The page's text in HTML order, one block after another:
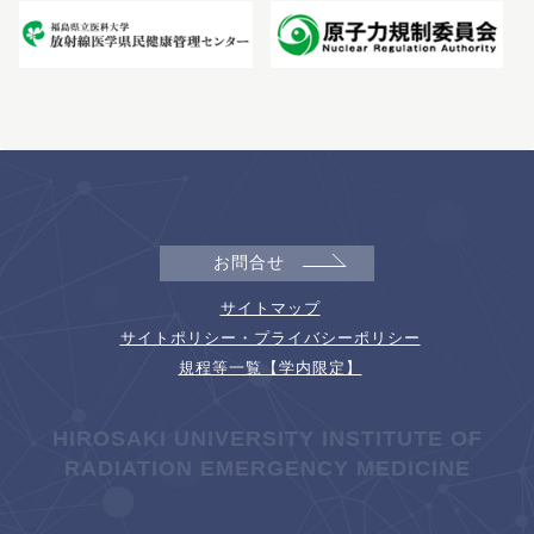
お問合せ
サイトマップ
サイトポリシー・プライバシーポリシー
規程等一覧【学内限定】
HIROSAKI UNIVERSITY INSTITUTE OF
RADIATION EMERGENCY MEDICINE